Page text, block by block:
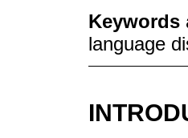
Keywords
language